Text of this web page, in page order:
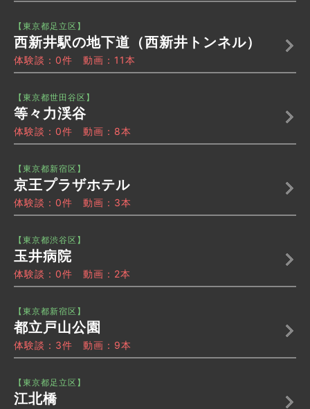
【東京都足立区】
西新井駅の地下道（西新井トンネル）
体験談：0件 動画：11本
【東京都世田谷区】
等々力渓谷
体験談：0件 動画：8本
【東京都新宿区】
京王プラザホテル
体験談：0件 動画：3本
【東京都渋谷区】
玉井病院
体験談：0件 動画：2本
【東京都新宿区】
都立戸山公園
体験談：3件 動画：9本
【東京都足立区】
江北橋